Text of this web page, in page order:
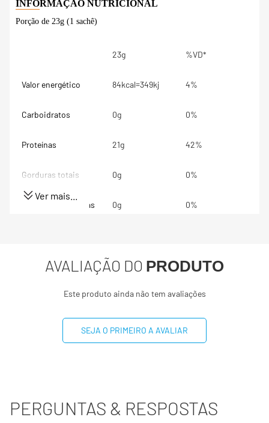
Porção de 23g (1 sachê)
23g %VD*
Valor energético 84kcal=349kj 4%
Carboidratos 0g 0%
Proteínas 21g 42%
Gorduras totais 0g 0%
Gorduras Saturadas 0g 0%
Fibra alimentar 0g 0%
58mg 3%
8400kj. Seus valores podem ser maiores ou menores
dependendo de suas necessidades energéticas.
Ver mais...
AVALIAÇÃO DO PRODUTO
Este produto ainda não tem avaliações
SEJA O PRIMEIRO A AVALIAR
PERGUNTAS & RESPOSTAS